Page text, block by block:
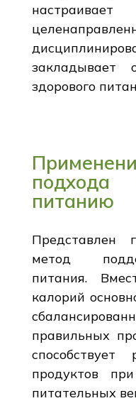
закладывает
здорового
питанию
Представлен
метод
питания.
калорий
правильных
способствует
продуктов
питательных